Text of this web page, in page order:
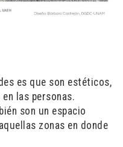
es que son estéticos,
las personas.
son un espacio
zonas en donde